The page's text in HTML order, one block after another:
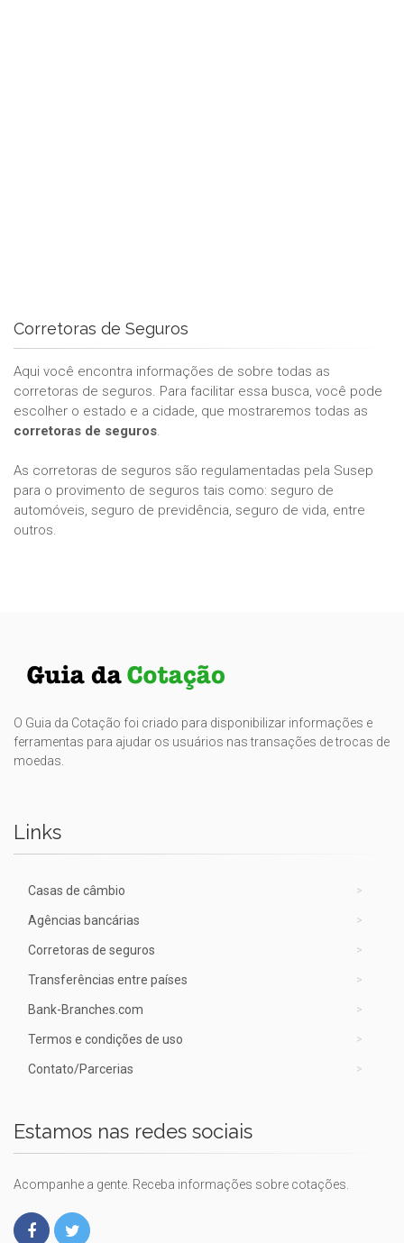
Corretoras de Seguros
Aqui você encontra informações de sobre todas as
corretoras de seguros. Para facilitar essa busca, você pode
escolher o estado e a cidade, que mostraremos todas as
corretoras de seguros.
As corretoras de seguros são regulamentadas pela Susep
para o provimento de seguros tais como: seguro de
automóveis, seguro de previdência, seguro de vida, entre
outros.
O Guia da Cotação foi criado para disponibilizar informações e
ferramentas para ajudar os usuários nas transações de trocas de
moedas.
Links
Casas de câmbio
Agências bancárias
Corretoras de seguros
Transferências entre países
Bank-Branches.com
Termos e condições de uso
Contato/Parcerias
Estamos nas redes sociais
Acompanhe a gente. Receba informações sobre cotações.